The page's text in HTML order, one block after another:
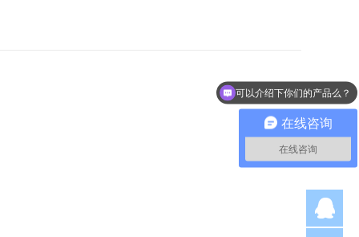
在线咨询
在线咨询
我要咨询产品报价